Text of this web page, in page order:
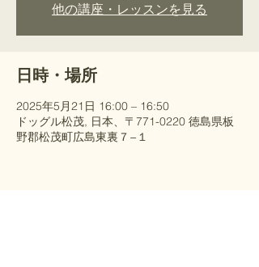
他の講座・レッスンを見る
日時・場所
2025年5月21日 16:00 – 16:50
ドッグル松茂, 日本、〒771-0220 徳島県板
野郡松茂町広島東裏７−１